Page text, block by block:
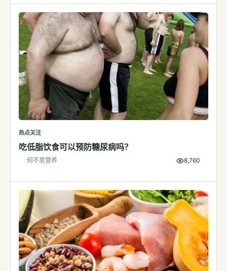
指标解读
体检与复查
医学百科
视频
视频博客
营养科普视频
热点关注
吃低脂饮食可以预防糖尿病吗？
何不思营养 8,760